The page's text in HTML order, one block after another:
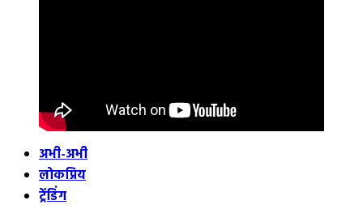
अभी-अभी
लोकप्रिय
ट्रेंडिंग